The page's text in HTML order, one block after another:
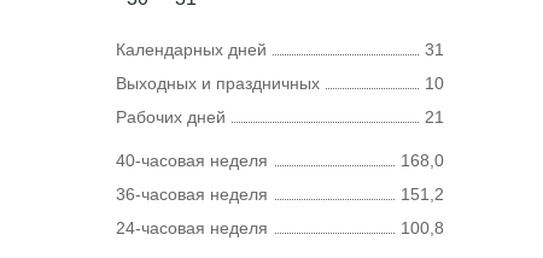
Календарных дней
31
Выходных и праздничных
10
Рабочих дней
21
40-часовая неделя
168,0
36-часовая неделя
151,2
24-часовая неделя
100,8